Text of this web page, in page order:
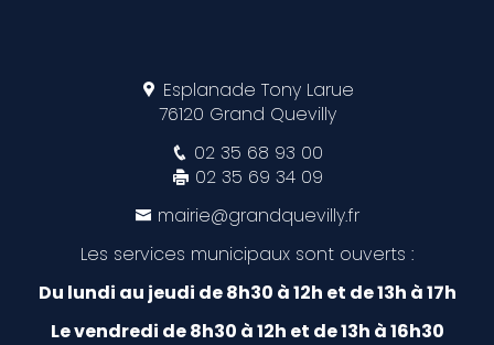
Esplanade Tony Larue
76120 Grand Quevilly
02 35 68 93 00
02 35 69 34 09
mairie@grandquevilly.fr
Les services municipaux sont ouverts :
Du lundi au jeudi de 8h30 à 12h et de 13h à 17h
Le vendredi de 8h30 à 12h et de 13h à 16h30